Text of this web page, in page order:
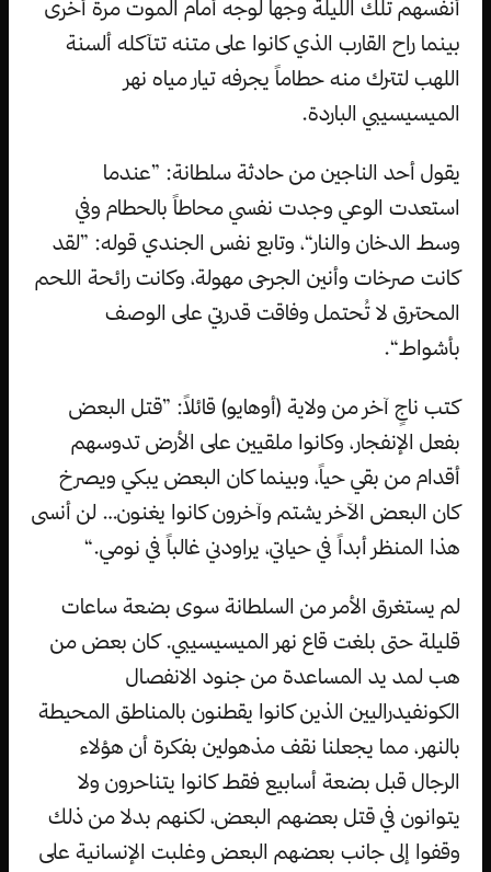
أنفسهم تلك الليلة وجها لوجه أمام الموت مرة أخرى
بينما راح القارب الذي كانوا على متنه تتآكله ألسنة
اللهب لتترك منه حطاماً يجرفه تيار مياه نهر
الميسيسيبي الباردة.
يقول أحد الناجين من حادثة سلطانة: ”عندما
استعدت الوعي وجدت نفسي محاطاً بالحطام وفي
وسط الدخان والنار“، وتابع نفس الجندي قوله: ”لقد
كانت صرخات وأنين الجرحى مهولة، وكانت رائحة اللحم
المحترق لا تُحتمل وفاقت قدرتي على الوصف
بأشواط“.
كتب ناجٍ آخر من ولاية (أوهايو) قائلاً: ”قتل البعض
بفعل الإنفجار، وكانوا ملقيين على الأرض تدوسهم
أقدام من بقي حياً، وبينما كان البعض يبكي ويصرخ
كان البعض الآخر يشتم وآخرون كانوا يغنون… لن أنسى
هذا المنظر أبداً في حياتي، يراودني غالباً في نومي.“
لم يستغرق الأمر من السلطانة سوى بضعة ساعات
قليلة حتى بلغت قاع نهر الميسيسيبي. كان بعض من
هب لمد يد المساعدة من جنود الانفصال
الكونفيدراليين الذين كانوا يقطنون بالمناطق المحيطة
بالنهر، مما يجعلنا نقف مذهولين بفكرة أن هؤلاء
الرجال قبل بضعة أسابيع فقط كانوا يتناحرون ولا
يتوانون في قتل بعضهم البعض، لكنهم بدلا من ذلك
وقفوا إلى جانب بعضهم البعض وغلبت الإنسانية على